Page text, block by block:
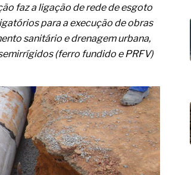
faz a ligação de rede de esgoto
para a execução de obras
sanitário e drenagem urbana,
(ferro fundido e PRFV)